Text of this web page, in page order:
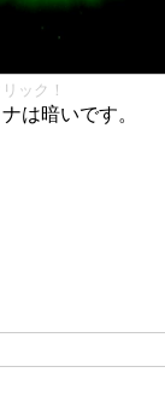
ック！
は暗いです。